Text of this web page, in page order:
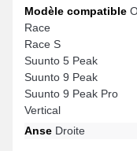
Modèle compatible
Race
Race S
Suunto 5 Peak
Suunto 9 Peak
Suunto 9 Peak Pro
Vertical
Anse Droite